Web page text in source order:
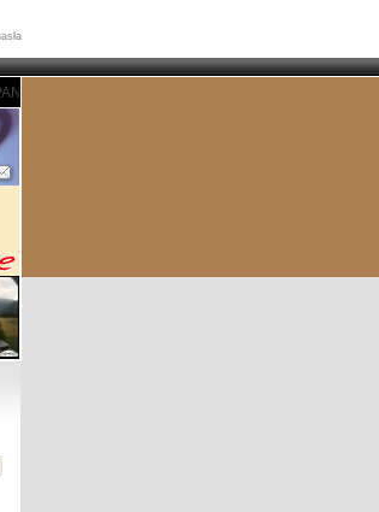
- ZAKOPANE - PORTAL ZAKOPIASKI -